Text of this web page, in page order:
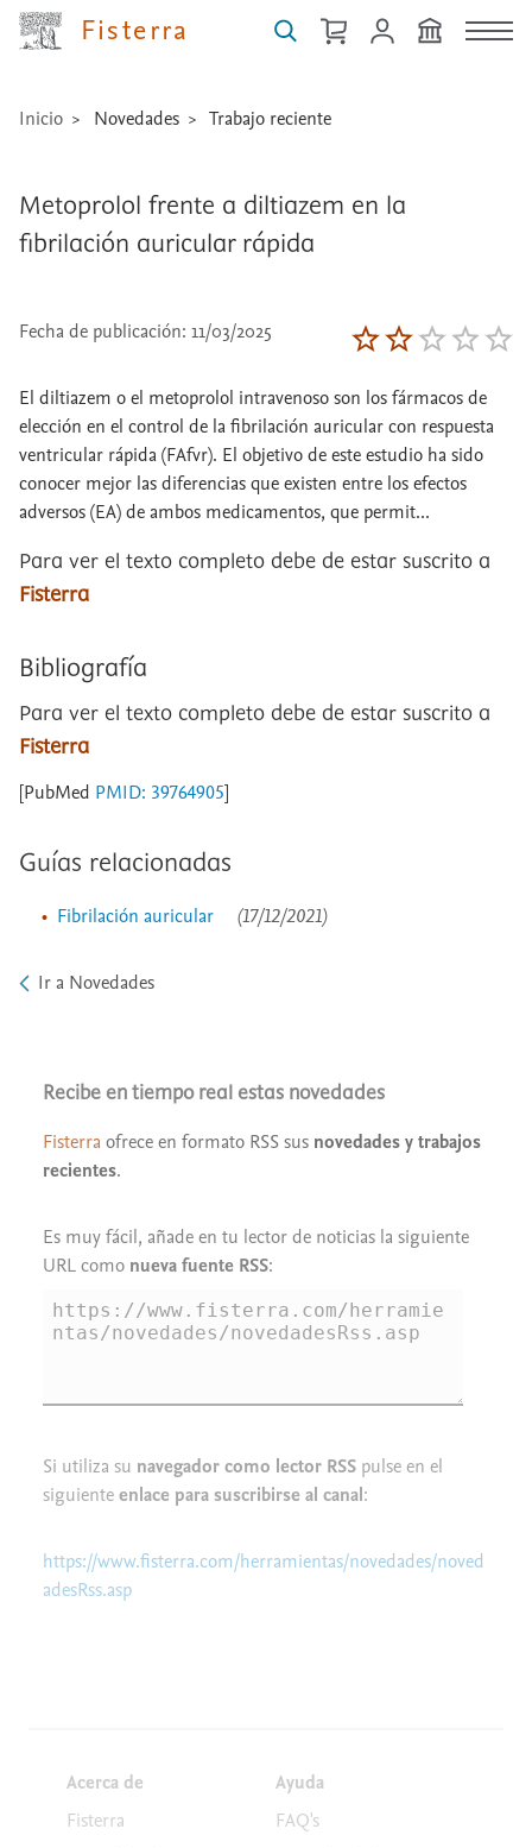
Fisterra
Inicio Novedades Trabajo reciente
Metoprolol frente a diltiazem en la
fibrilación auricular rápida
Fecha de publicación: 11/03/2025
El diltiazem o el metoprolol intravenoso son los fármacos de
elección en el control de la fibrilación auricular con respuesta
ventricular rápida (FAfvr). El objetivo de este estudio ha sido
conocer mejor las diferencias que existen entre los efectos
adversos (EA) de ambos medicamentos, que permit...
Para ver el texto completo debe de estar suscrito a
Fisterra
Bibliografía
Para ver el texto completo debe de estar suscrito a
Fisterra
[PubMed PMID: 39764905]
Guías relacionadas
Fibrilación auricular (17/12/2021)
Ir a Novedades
Recibe en tiempo real estas novedades
Fisterraofrece en formato RSS sus novedades y trabajos
recientes.
Es muy fácil, añade en tu lector de noticias la siguiente
URL como nueva fuente RSS:
Si utiliza su navegador como lector RSS pulse en el
siguienteenlace para suscribirse al canal:
https://www.fisterra.com/herramientas/novedades/noved
adesRss.asp
Acerca de
Fisterra
Ayuda
FAQ's